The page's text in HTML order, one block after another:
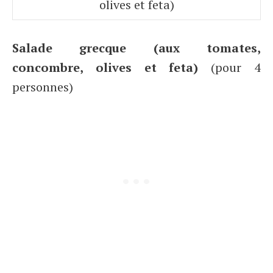
olives et feta)
Salade grecque (aux tomates,
concombre, olives et feta) (pour 4
personnes)